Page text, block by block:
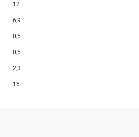
12
6,9
0,5
0,5
2,3
16